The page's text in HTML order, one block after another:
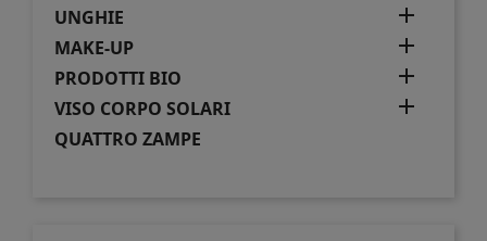
UNGHIE 
MAKE-UP 
PRODOTTI BIO 
VISO CORPO SOLARI 
QUATTRO ZAMPE